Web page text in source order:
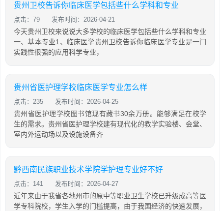
贵州卫校告诉你临床医学包括些什么学科和专业
点击：79 发布时间：2026-04-21
今天贵州卫校来说说大多学校的临床医学包括些什么学科和专业
一、基本专业1、临床医学贵州卫校告诉你临床医学专业是一门
实践性很强的应用科学专业，
贵州省医护理学校临床医学专业怎么样
点击：235 发布时间：2026-04-25
贵州省医护理学校图书馆现有藏书30余万册。能够满足在校学
生的需求。贵州省医护理学校建有现代化的教学实验楼、会堂、
室内外运动场以及设施设备齐
黔西南民族职业技术学院学护理专业好不好
点击：141 发布时间：2026-04-27
近年来由于我省各地州市的原中等职业卫生学校已升级成高等医
学专科院校，学生入学的门槛提高，由于我国经济的快速发展，